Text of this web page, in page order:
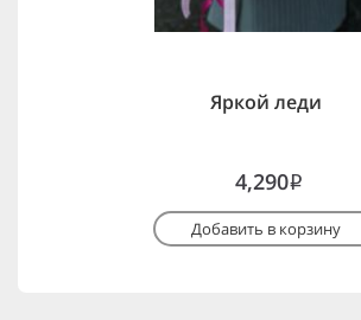
Яркой леди
4,290i
Добавить в корзину